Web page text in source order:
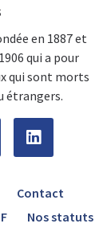
en 1887 et
qui a pour
qui sont morts
étrangers.
Contact
Nos statuts